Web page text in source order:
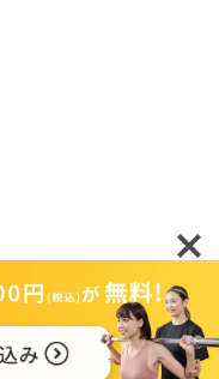
rights reserved.